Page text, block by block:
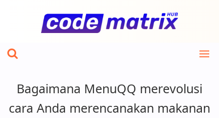
Bagaimana MenuQQ merevolusi
cara Anda merencanakan makanan